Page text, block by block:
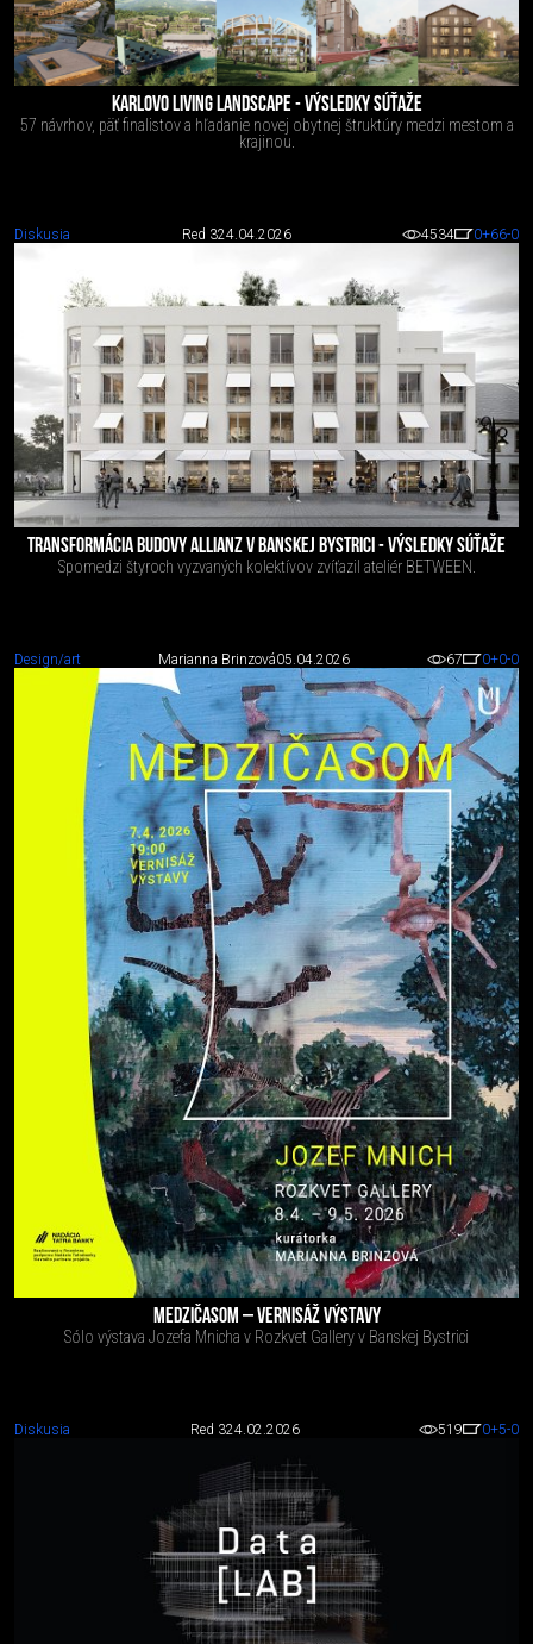
KARLOVO LIVING LANDSCAPE - VÝSLEDKY SÚŤAŽE
57 návrhov, päť finalistov a hľadanie novej obytnej štruktúry medzi mestom a
krajinou.
Diskusia Red 324.04.2026 4534 0+66-0
TRANSFORMÁCIA BUDOVY ALLIANZ V BANSKEJ BYSTRICI - VÝSLEDKY SÚŤAŽE
Spomedzi štyroch vyzvaných kolektívov zvíťazil ateliér BETWEEN.
Design/art Marianna Brinzová05.04.2026 67 0+0-0
MEDZIČASOM – VERNISÁŽ VÝSTAVY
Sólo výstava Jozefa Mnicha v Rozkvet Gallery v Banskej Bystrici
Diskusia Red 324.02.2026 519 0+5-0